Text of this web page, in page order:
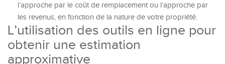
l’approche par le coût de remplacement ou l’approche par
les revenus, en fonction de la nature de votre propriété.
L’utilisation des outils en ligne pour
obtenir une estimation
approximative